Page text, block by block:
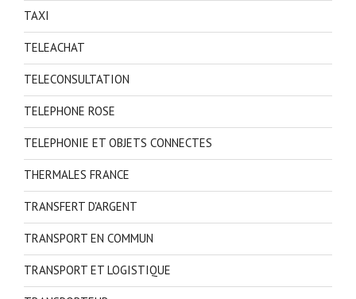
TAXI
TELEACHAT
TELECONSULTATION
TELEPHONE ROSE
TELEPHONIE ET OBJETS CONNECTES
THERMALES FRANCE
TRANSFERT D'ARGENT
TRANSPORT EN COMMUN
TRANSPORT ET LOGISTIQUE